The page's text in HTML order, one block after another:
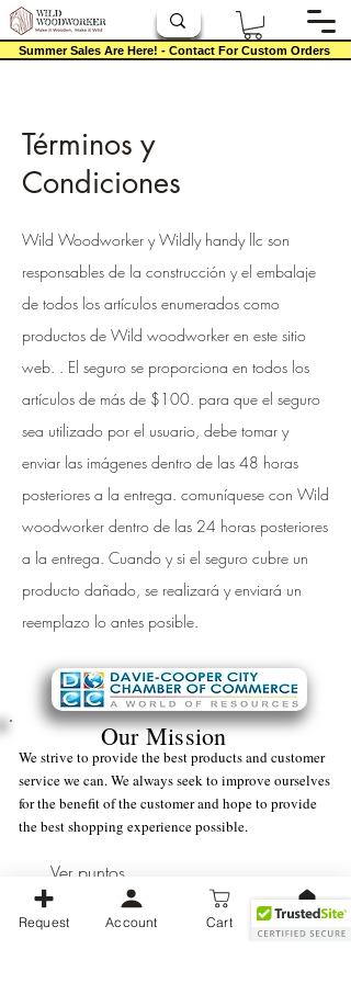
Summer Sales Are Here! - Contact For Custom Orders
Términos y
Condiciones
Wild Woodworker y Wildly handy llc son
responsables de la construcción y el embalaje
de todos los artículos enumerados como
productos de Wild woodworker en este sitio
web. . El seguro se proporciona en todos los
artículos de más de $100. para que el seguro
sea utilizado por el usuario, debe tomar y
enviar las imágenes dentro de las 48 horas
posteriores a la entrega. comuníquese con Wild
woodworker dentro de las 24 horas posteriores
a la entrega. Cuando y si el seguro cubre un
producto dañado, se realizará y enviará un
reemplazo lo antes posible.
Our Mission
We strive to provide the best products and customer
service we can. We always seek to improve ourselves
for the benefit of the customer and hope to provide
the best shopping experience possible.
Ver puntos
Business Operating Hours:Monday -
Request Account Cart